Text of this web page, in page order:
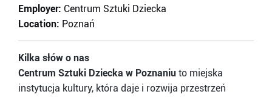
Employer: Centrum Sztuki Dziecka
Location: Poznań
Kilka słów o nas
Centrum Sztuki Dziecka w Poznaniu to miejska
instytucja kultury, która daje i rozwija przestrzeń